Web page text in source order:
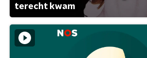
terecht kwam